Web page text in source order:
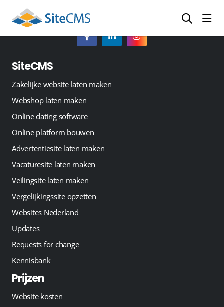
SiteCMS
Zakelijke website laten maken
Webshop laten maken
Online dating software
Online platform bouwen
Advertentiesite laten maken
Vacaturesite laten maken
Veilingsite laten maken
Vergelijkingssite opzetten
Websites Nederland
Updates
Requests for change
Kennisbank
Prijzen
Website kosten